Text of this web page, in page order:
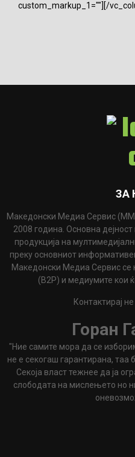
custom_markup_1=""][/
ЗА
Македонски Медиа Сервис
2008 година. Основна
продукција на
преку основниот
Македонски Медиа Сервис се
(B2P) и медиумите кои
Контактирај не
Горан
"Ние самите мора да се
не е секогаш гарантирана, таа
Секоја власт тежнее да ја
слободата на мислењето но